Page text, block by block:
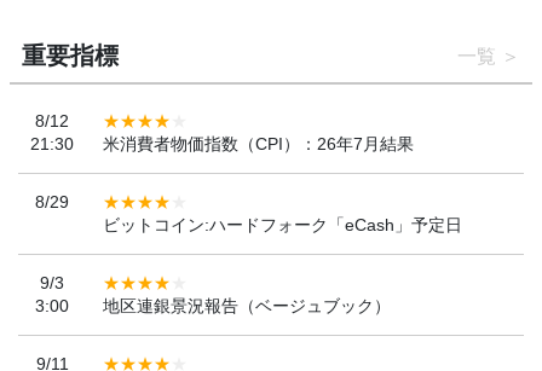
重要指標 一覧
8/12
21:30
米消費者物価指数（CPI）：26年7月結果
8/29
ビットコイン:ハードフォーク「eCash」予定日
9/3
3:00
地区連銀景況報告（ベージュブック）
9/11